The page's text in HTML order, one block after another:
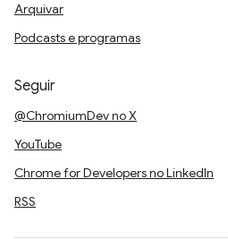
Arquivar
Podcasts e programas
Seguir
@ChromiumDev no X
YouTube
Chrome for Developers no LinkedIn
RSS